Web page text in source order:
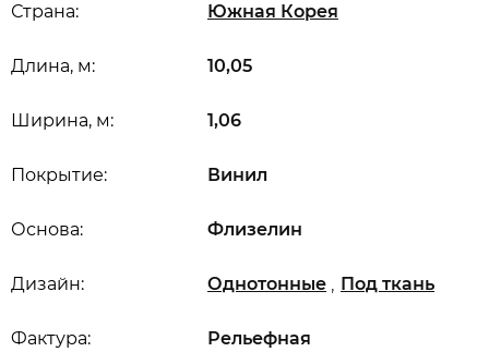
Длина, м: 10,05
Ширина, м: 1,06
Дизайн: Однотонные , Под ткань
Основа: Флизелин
Покрытие: Винил
Страна: Южная Корея
Фактура: Рельефная